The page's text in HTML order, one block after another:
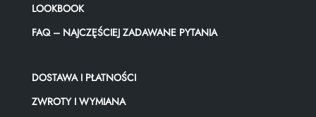
LOOKBOOK
FAQ – NAJCZĘŚCIEJ ZADAWANE PYTANIA
DOSTAWA I PŁATNOŚCI
ZWROTY I WYMIANA